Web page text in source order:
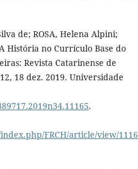
de; ROSA, Helena Alpini;
História no Currículo Base do
Revista Catarinense de
18 dez. 2019. Universidade
.
FRCH/article/view/